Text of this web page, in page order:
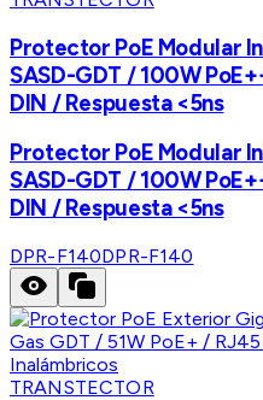
Protector PoE Modular
SASD-GDT / 100W
DIN / Respuesta <5ns
Protector PoE Modular
SASD-GDT / 100W
DIN / Respuesta <5ns
DPR-F140DPR-F140
TRANSTECTOR